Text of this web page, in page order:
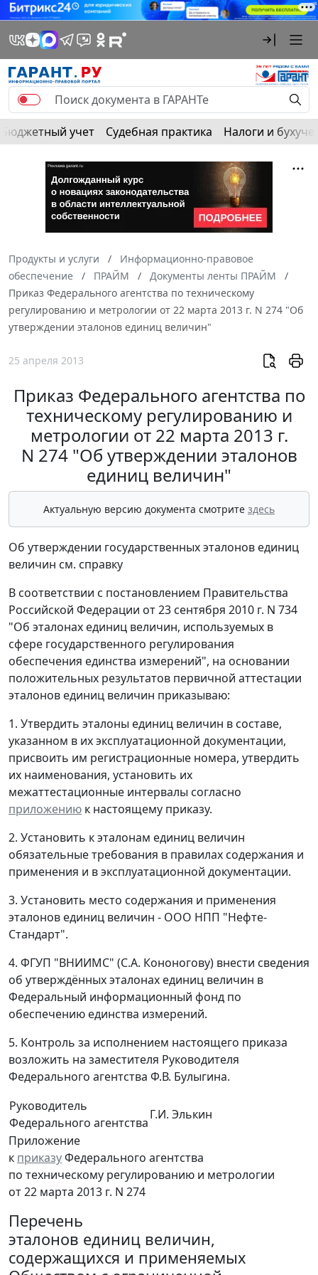
Бюджетный учет Судебная практика Налоги и
Продукты и услуги
Информационно-правовое
обеспечение
ПРАЙМ
Документы ленты ПРАЙМ
Приказ Федерального агентства по техническому
регулированию и метрологии от 22 марта 2013 г. N 274 "Об
утверждении эталонов единиц величин"
25 апреля 2013
Приказ Федерального агентства по
техническому регулированию и
метрологии от 22 марта 2013 г.
N 274 "Об утверждении эталонов
единиц величин"
Актуальную версию документа смотрите здесь
Об утверждении государственных эталонов единиц
величин см. справку
В соответствии с постановлением Правительства
Российской Федерации от 23 сентября 2010 г. N 734
"Об эталонах единиц величин, используемых в
сфере государственного регулирования
обеспечения единства измерений", на основании
положительных результатов первичной аттестации
эталонов единиц величин приказываю:
1. Утвердить эталоны единиц величин в составе,
указанном в их эксплуатационной документации,
присвоить им регистрационные номера, утвердить
их наименования, установить их
межаттестационные интервалы согласно
приложению к настоящему приказу.
2. Установить к эталонам единиц величин
обязательные требования в правилах содержания и
применения и в эксплуатационной документации.
3. Установить место содержания и применения
эталонов единиц величин - ООО НПП "Нефте-
Стандарт".
4. ФГУП "ВНИИМС" (С.А. Кононогову) внести сведения
об утверждённых эталонах единиц величин в
Федеральный информационный фонд по
обеспечению единства измерений.
5. Контроль за исполнением настоящего приказа
возложить на заместителя Руководителя
Федерального агентства Ф.В. Булыгина.
Руководитель
Федерального агентства
Г.И. Элькин
Приложение
к приказуФедерального агентства
по техническому регулированию и метрологии
от 22 марта 2013 г. N 274
Перечень
эталонов единиц величин,
содержащихся и применяемых